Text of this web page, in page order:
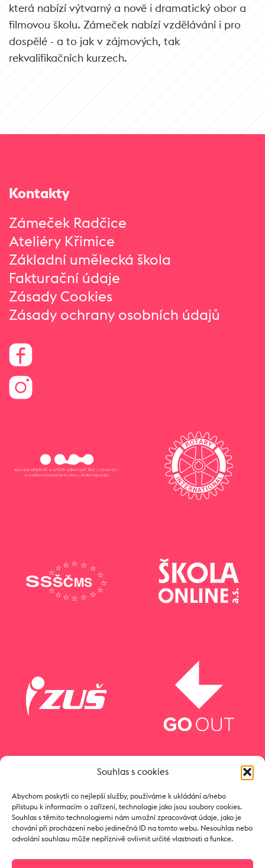
Souhlas s cookies
Abychom poskytli co nejlepší služby, používáme k ukládání a/nebo
přístupu k informacím o zařízení, technologie jako jsou soubory cookies.
Souhlas s těmito technologiemi nám umožní zpracovávat údaje, jako je
chování při procházení nebo jedinečná ID na tomto webu. Nesouhlas nebo
odvolání souhlasu může nepříznivě ovlivnit určité vlastnosti a funkce.
která nabízí výtvarný a nově i dramatický obor a
filmovou školu. Zámeček nabízí vzdělávání i pro
dospělé - a to jak v zájmových, tak
rekvalifikačních kurzech.
Kontakty
Zámeček Radčice
Ateliéry Křimice
Základní umělecká škola
Fakturační údaje
Zásady Cookies
Zásady ochrany osobních údajů